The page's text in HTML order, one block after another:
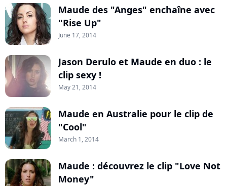
Maude des "Anges" enchaîne avec
"Rise Up"
June 17, 2014
Jason Derulo et Maude en duo : le
clip sexy !
May 21, 2014
Maude en Australie pour le clip de
"Cool"
March 1, 2014
Maude : découvrez le clip "Love Not
Money"